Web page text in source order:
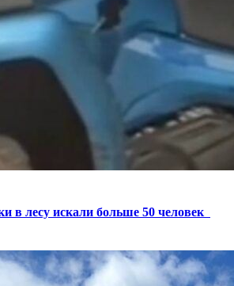
в лесу искали больше 50 человек